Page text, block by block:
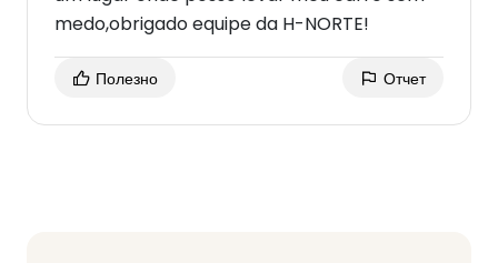
medo,obrigado equipe da H-NORTE!
Полезно Отчет